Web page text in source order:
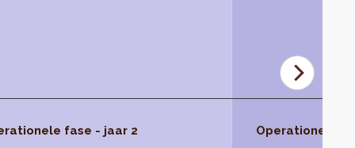
fase - jaar 2 Operationele